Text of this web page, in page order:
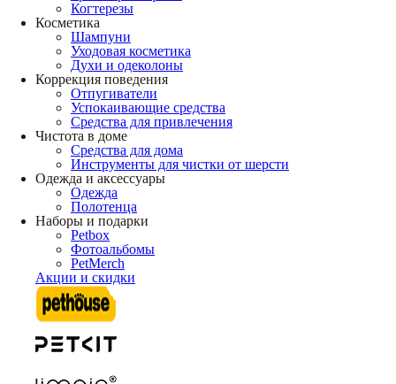
Когтерезы
Косметика
Шампуни
Уходовая косметика
Духи и одеколоны
Коррекция поведения
Отпугиватели
Успокаивающие средства
Средства для привлечения
Чистота в доме
Средства для дома
Инструменты для чистки от шерсти
Одежда и аксессуары
Одежда
Полотенца
Наборы и подарки
Petbox
Фотоальбомы
PetMerch
Акции и скидки